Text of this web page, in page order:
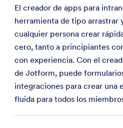
El creador de apps para
herramienta de tipo arrastrar
cualquier persona crear
cero, tanto a principiantes
con experiencia. Con el
de Jotform, puede
integraciones para crear una
fluida para todos los